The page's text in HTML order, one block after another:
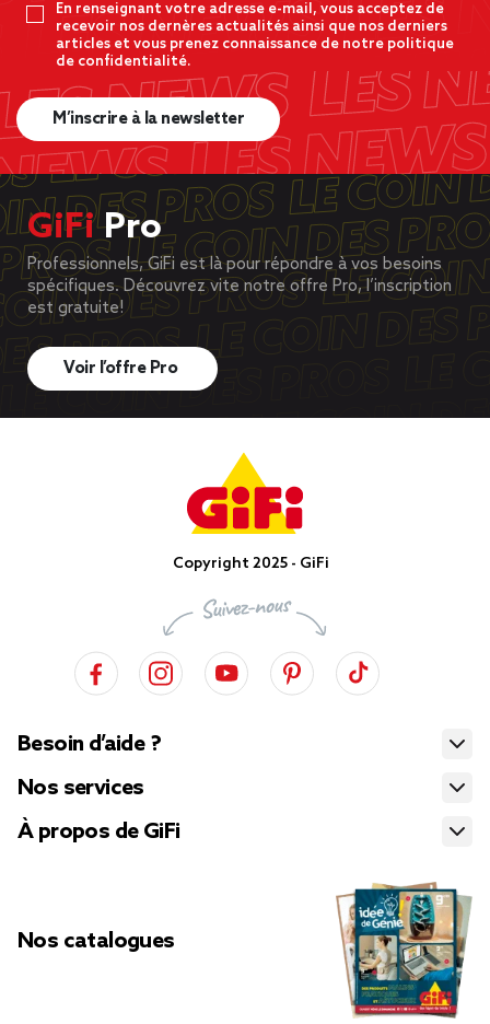
En renseignant votre adresse e-mail, vous acceptez de
recevoir nos dernères actualités ainsi que nos derniers
articles et vous prenez connaissance de notre politique
de confidentialité.
M’inscrire à la newsletter
GiFiPro
Professionnels, GiFi est là pour répondre à vos besoins
spécifiques. Découvrez vite notre offre Pro, l’inscription
est gratuite!
Voir l’offre Pro
Copyright 2025 - GiFi
Besoin d’aide ?
Nos services
À propos de GiFi
Nos catalogues